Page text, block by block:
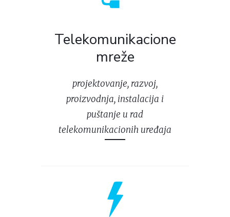
Telekomunikacione
mreže
projektovanje, razvoj,
proizvodnja, instalacija i
puštanje u rad
telekomunikacionih uređaja